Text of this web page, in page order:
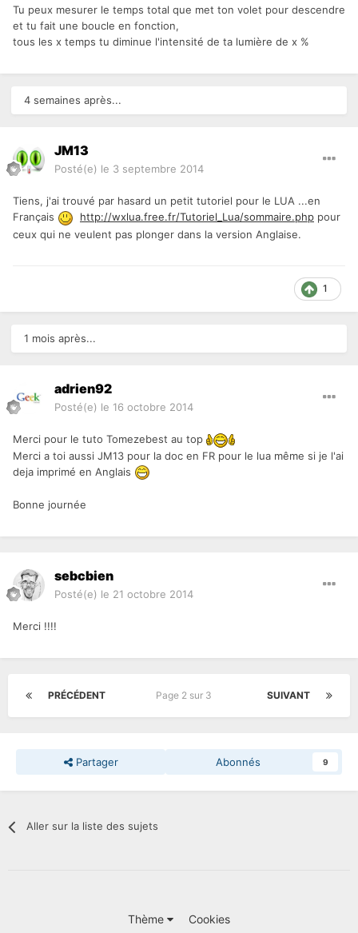
Tu peux mesurer le temps total que met ton volet pour descendre
et tu fait une boucle en fonction,
tous les x temps tu diminue l'intensité de ta lumière de x %
4 semaines après...
JM13
Posté(e) le 3 septembre 2014
Tiens, j'ai trouvé par hasard un petit tutoriel pour le LUA ...en
Français
http://wxlua.free.fr/Tutoriel_Lua/sommaire.php pour
ceux qui ne veulent pas plonger dans la version Anglaise.
1
1 mois après...
adrien92
Posté(e) le 16 octobre 2014
Merci pour le tuto Tomezebest au top
Merci a toi aussi JM13 pour la doc en FR pour le lua même si je l'ai
deja imprimé en Anglais
Bonne journée
sebcbien
Posté(e) le 21 octobre 2014
Merci !!!!
PRÉCÉDENT SUIVANT
Page 2 sur 3
Partager Abonnés 9
Aller sur la liste des sujets
Thème Cookies